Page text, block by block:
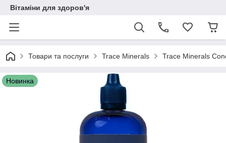
Вітаміни для здоров'я
Товари та послуги Trace Minerals Trace Minerals
Новинка